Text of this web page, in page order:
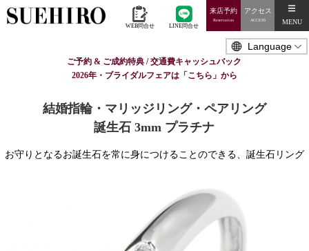
WEB問合せ LINE問合せ
来店予約
Reservation
アクセス
ACCESS MENU
ご予約 & ご成約特典 / 交通費キャッシュバック
2026年・ブライダルフェアは「こちら」から
結婚指輪・マリッジリング・ペアリング
誕生石 3mm プラチナ
お守りとなるお誕生石を常に身につけることのできる、誕生石リング